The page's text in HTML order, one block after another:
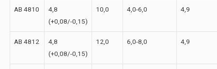
AB 4810
4,8
(+0,08/-0,15)
10,0 4,0-6,0 4,9
AB 4812
4,8
(+0,08/-0,15)
12,0 6,0-8,0 4,9